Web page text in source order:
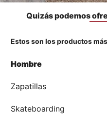
🤑 Zona Outlet
Tiendas
Quizás podemos
Estos son los productos
Hombre
Zapatillas
Skateboarding